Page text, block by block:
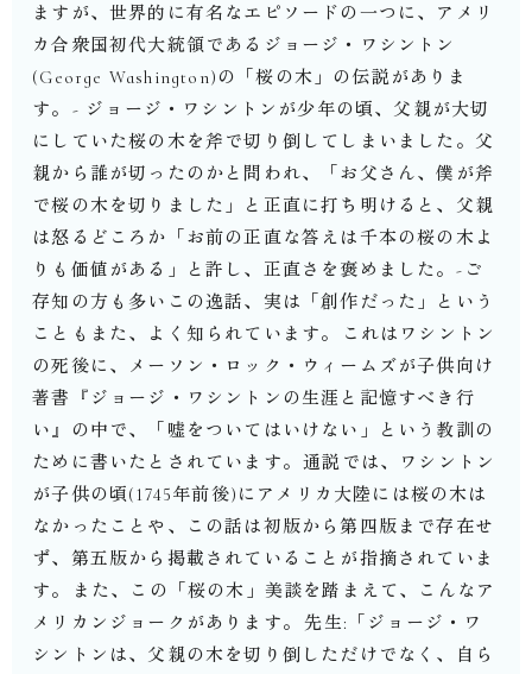
ますが、世界的に有名なエピソードの一つに、アメリ
カ合衆国初代大統領であるジョージ・ワシントン
(George Washington)の「桜の木」の伝説がありま
す。⁡- ジョージ・ワシントンが少年の頃、父親が大切
にしていた桜の木を斧で切り倒してしまいました。父
親から誰が切ったのかと問われ、「お父さん、僕が斧
で桜の木を切りました」と正直に打ち明けると、父親
は怒るどころか「お前の正直な答えは千本の桜の木よ
りも価値がある」と許し、正直さを褒めました。-⁡ご
存知の方も多いこの逸話、実は「創作だった」という
こともまた、よく知られています。⁡これはワシントン
の死後に、メーソン・ロック・ウィームズが子供向け
著書『ジョージ・ワシントンの生涯と記憶すべき行
い』の中で、「嘘をついてはいけない」という教訓の
ために書いたとされています。⁡通説では、ワシントン
が子供の頃(1745年前後)にアメリカ大陸には桜の木は
なかったことや、この話は初版から第四版まで存在せ
ず、第五版から掲載されていることが指摘されていま
す。⁡また、この「桜の木」美談を踏まえて、こんなア
メリカンジョークがあります。⁡⁡先生:「ジョージ・ワ
シントンは、父親の木を切り倒しただけでなく、自ら